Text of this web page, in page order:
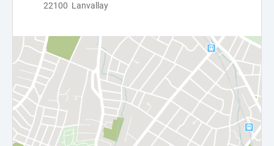
22100 Lanvallay